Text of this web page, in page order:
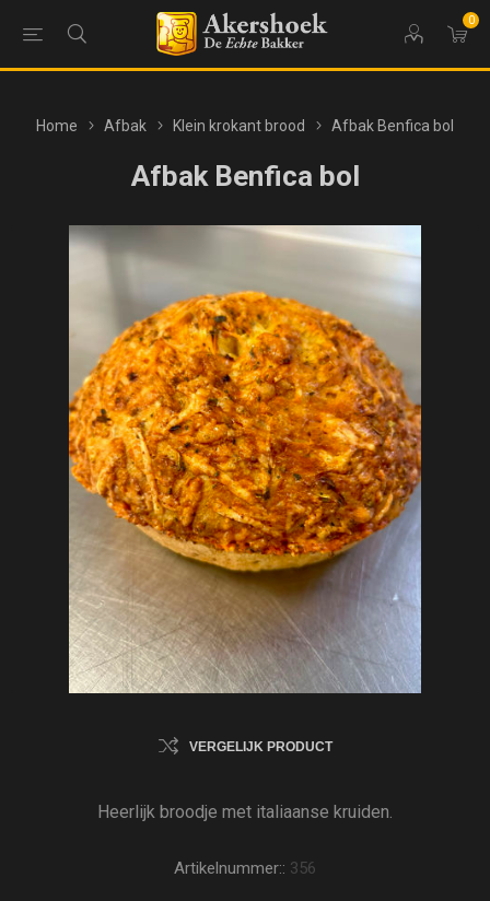
0
Home Afbak Klein krokant brood Afbak Benfica bol
Afbak Benfica bol
VERGELIJK PRODUCT
Heerlijk broodje met italiaanse kruiden.
Artikelnummer:: 356